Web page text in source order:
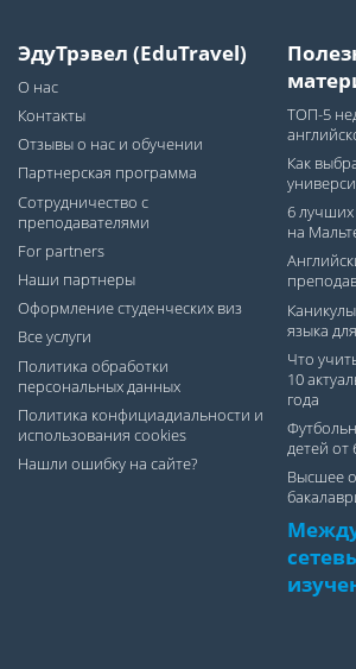
ЭдуТрэвел (EduTravel)
О нас
Контакты
Отзывы о нас и обучении
Партнерская программа
Сотрудничество с
преподавателями
For partners
Наши партнеры
Оформление студенческих виз
Все услуги
Политика обработки
персональных данных
Политика конфициадиальности и
использования cookies
Нашли ошибку на сайте?
ТОП-5
Как
6 лучших
на
языка
Что
10
года
детей от
Высшее